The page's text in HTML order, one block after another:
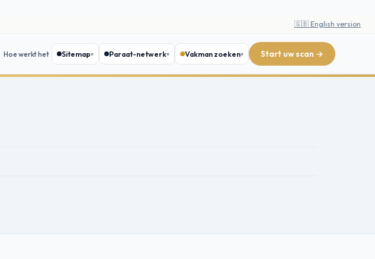
🇬🇧 English version
Hoe werkt het Sitemap Paraat-netwerk Vakman zoeken Start uw scan →